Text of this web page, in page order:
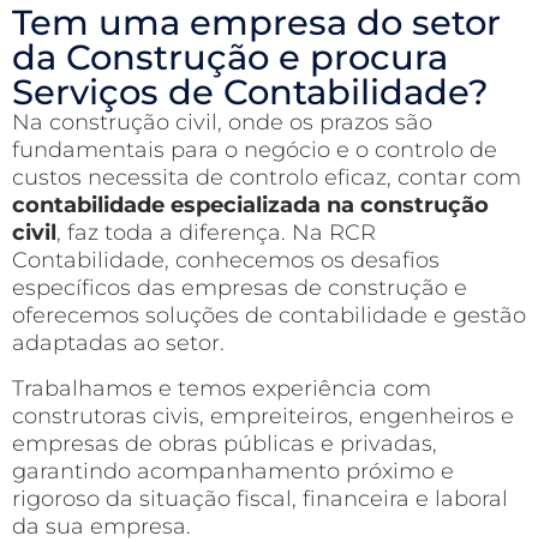
Tem uma empresa do setor
da Construção e procura
Serviços de Contabilidade?
Na construção civil, onde os prazos são
fundamentais para o negócio e o controlo de
custos necessita de controlo eficaz, contar com
contabilidade especializada na construção
civil, faz toda a diferença. Na RCR
Contabilidade, conhecemos os desafios
específicos das empresas de construção e
oferecemos soluções de contabilidade e gestão
adaptadas ao setor.
Trabalhamos e temos experiência com
construtoras civis, empreiteiros, engenheiros e
empresas de obras públicas e privadas,
garantindo acompanhamento próximo e
rigoroso da situação fiscal, financeira e laboral
da sua empresa.